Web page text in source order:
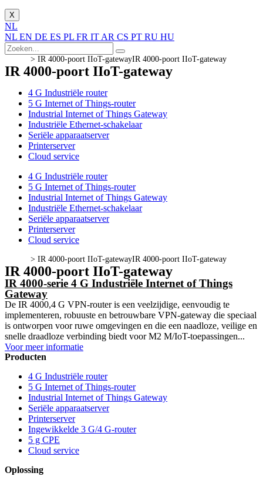
X
NL
NL EN DE ES PL FR IT AR CS PT RU HU
> IR 4000-poort IIoT-gatewayIR 4000-poort IIoT-gateway
IR 4000-poort IIoT-gateway
4 G Industriële router
5 G Internet of Things-router
Industrial Internet of Things Gateway
Industriële Ethernet-schakelaar
Seriële apparaatserver
Printerserver
Cloud service
4 G Industriële router
5 G Internet of Things-router
Industrial Internet of Things Gateway
Industriële Ethernet-schakelaar
Seriële apparaatserver
Printerserver
Cloud service
> IR 4000-poort IIoT-gatewayIR 4000-poort IIoT-gateway
IR 4000-poort IIoT-gateway
IR 4000-serie 4 G Industriële Internet of Things
Gateway
De IR 4000,4 G VPN-router is een veelzijdige, eenvoudig te
implementeren, robuuste en betrouwbare VPN-gateway die speciaal
is ontworpen voor ruwe omgevingen en die een naadloze, veilige en
snelle draadloze verbinding biedt voor M2 M/IoT-toepassingen...
Voor meer informatie
Producten
4 G Industriële router
5 G Internet of Things-router
Industrial Internet of Things Gateway
Seriële apparaatserver
Printerserver
Ingewikkelde 3 G/4 G-router
5 g CPE
Cloud service
Oplossing